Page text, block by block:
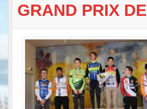
GRAND PRIX